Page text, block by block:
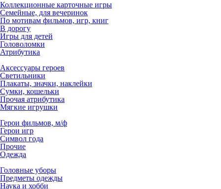
Коллекционные карточные игры
Семейные, для вечеринок
По мотивам фильмов, игр, книг
В дорогу
Игры для детей
Головоломки
Атрибутика
Аксессуары героев
Светильники
Плакаты, значки, наклейки
Сумки, кошельки
Прочая атрибутика
Мягкие игрушки
Герои фильмов, м/ф
Герои игр
Символ года
Прочие
Одежда
Головные уборы
Предметы одежды
Наука и хобби